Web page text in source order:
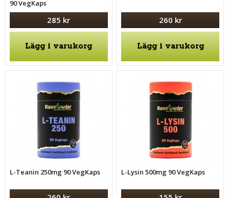
90 VegKaps
285 kr
Lägg i varukorg
260 kr
Lägg i varukorg
L-Teanin 250mg 90 VegKaps L-Lysin 500mg 90 VegKaps